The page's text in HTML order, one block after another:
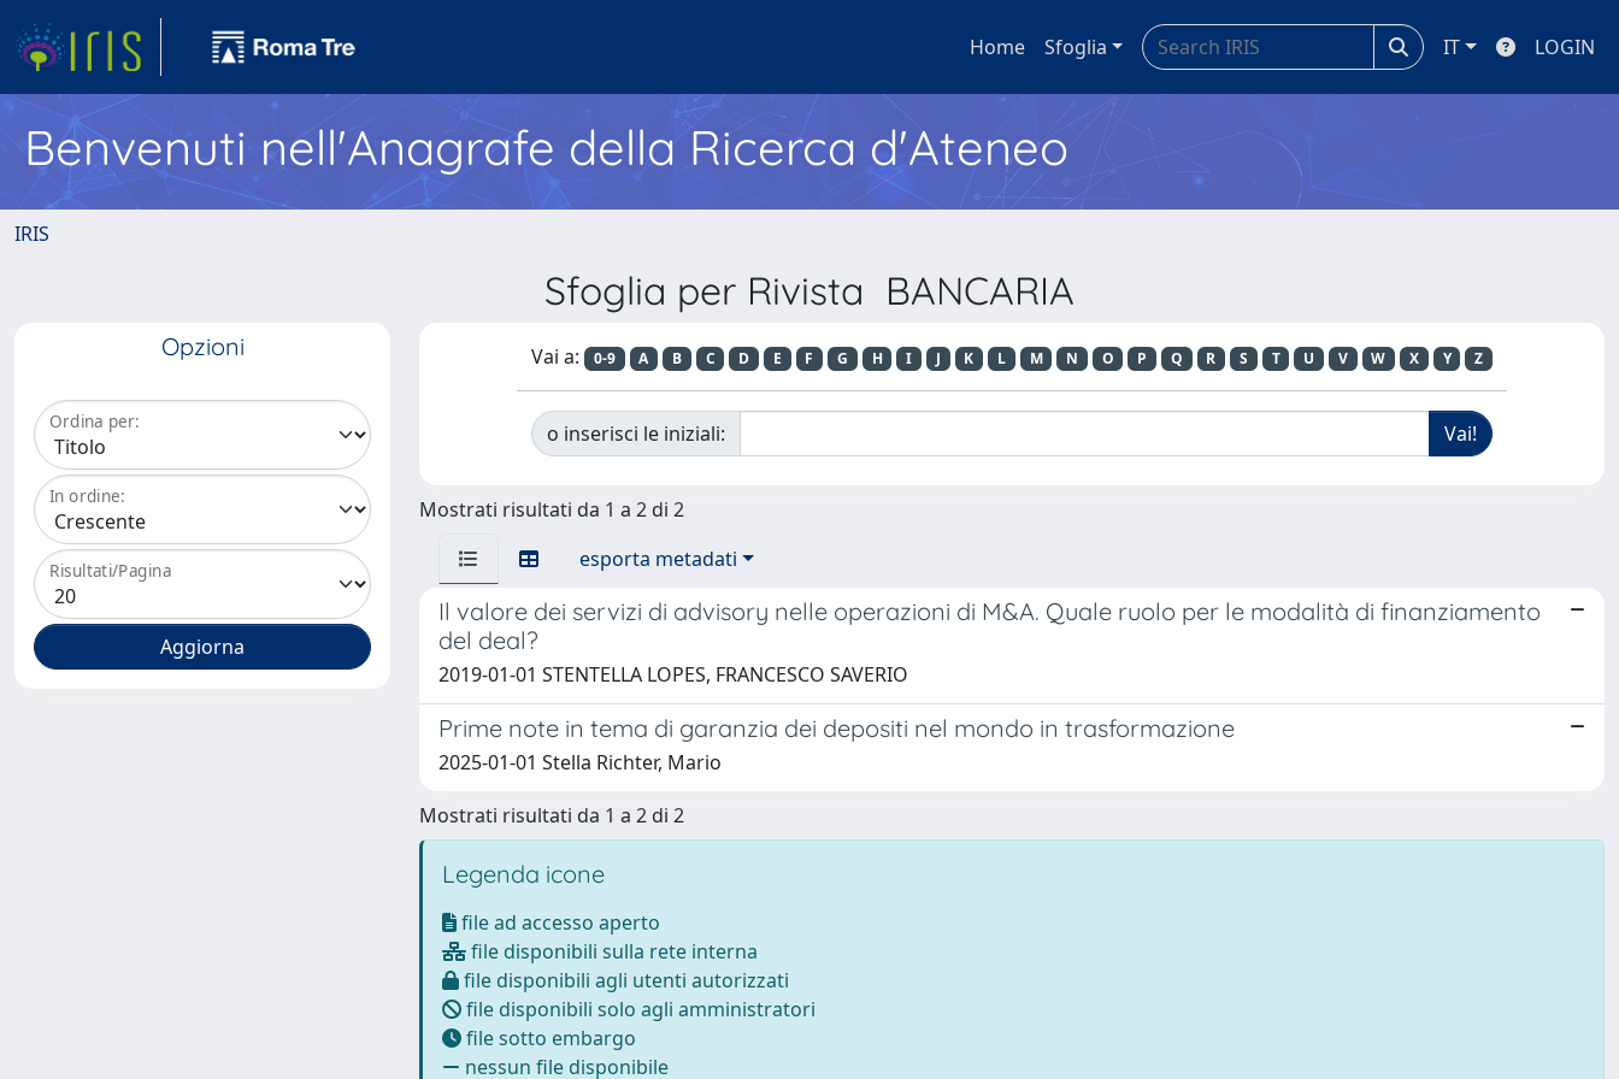
Home Sfoglia IT LOGIN
Benvenuti nell'Anagrafe della Ricerca d'Ateneo
IRIS
Sfoglia per Rivista BANCARIA
Opzioni
Ordina per:
In ordine:
Risultati/Pagina
Vai a: 0-9 A B C D E F G H I J K L M N O P Q R S T U V W X Y Z
o inserisci le iniziali:
Mostrati risultati da 1 a 2 di 2
esporta metadati
Il valore dei servizi di advisory nelle operazioni di M&A. Quale ruolo per le modalità di finanziamento
del deal?
2019-01-01 STENTELLA LOPES, FRANCESCO SAVERIO
Prime note in tema di garanzia dei depositi nel mondo in trasformazione
2025-01-01 Stella Richter, Mario
Mostrati risultati da 1 a 2 di 2
Legenda icone
file ad accesso aperto
file disponibili sulla rete interna
file disponibili agli utenti autorizzati
file disponibili solo agli amministratori
file sotto embargo
nessun file disponibile